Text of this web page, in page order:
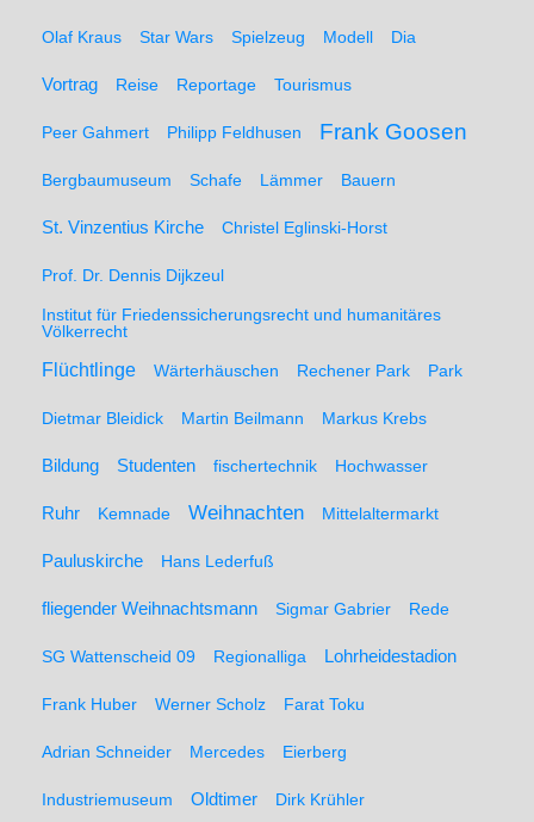
Olaf Kraus Star Wars Spielzeug Modell Dia
Vortrag Reise Reportage Tourismus
Peer Gahmert Philipp Feldhusen Frank Goosen
Bergbaumuseum Schafe Lämmer Bauern
St. Vinzentius Kirche Christel Eglinski-Horst
Prof. Dr. Dennis Dijkzeul
Institut für Friedenssicherungsrecht und humanitäres
Völkerrecht
Flüchtlinge Wärterhäuschen Rechener Park Park
Dietmar Bleidick Martin Beilmann Markus Krebs
Bildung Studenten fischertechnik Hochwasser
Ruhr Kemnade Weihnachten Mittelaltermarkt
Pauluskirche Hans Lederfuß
fliegender Weihnachtsmann Sigmar Gabrier Rede
SG Wattenscheid 09 Regionalliga Lohrheidestadion
Frank Huber Werner Scholz Farat Toku
Adrian Schneider Mercedes Eierberg
Industriemuseum Oldtimer Dirk Krühler